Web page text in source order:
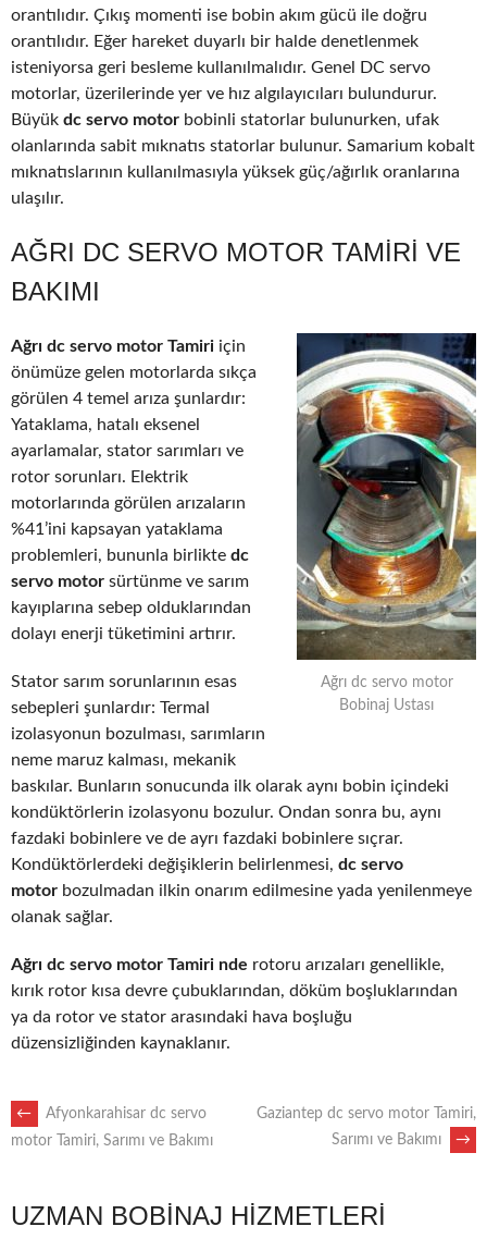
orantılıdır. Çıkış momenti ise bobin akım gücü ile doğru
orantılıdır. Eğer hareket duyarlı bir halde denetlenmek
isteniyorsa geri besleme kullanılmalıdır. Genel DC servo
motorlar, üzerilerinde yer ve hız algılayıcıları bulundurur.
Büyük dc servo motor bobinli statorlar bulunurken, ufak
olanlarında sabit mıknatıs statorlar bulunur. Samarium kobalt
mıknatıslarının kullanılmasıyla yüksek güç/ağırlık oranlarına
ulaşılır.
AĞRI DC SERVO MOTOR TAMIRI VE
BAKIMI
Ağrı dc servo motor
Bobinaj Ustası
Ağrı dc servo motor Tamiri için
önümüze gelen motorlarda sıkça
görülen 4 temel arıza şunlardır:
Yataklama, hatalı eksenel
ayarlamalar, stator sarımları ve
rotor sorunları. Elektrik
motorlarında görülen arızaların
%41’ini kapsayan yataklama
problemleri, bununla birlikte dc
servo motor sürtünme ve sarım
kayıplarına sebep olduklarından
dolayı enerji tüketimini artırır.
Stator sarım sorunlarının esas
sebepleri şunlardır: Termal
izolasyonun bozulması, sarımların
neme maruz kalması, mekanik
baskılar. Bunların sonucunda ilk olarak aynı bobin içindeki
kondüktörlerin izolasyonu bozulur. Ondan sonra bu, aynı
fazdaki bobinlere ve de ayrı fazdaki bobinlere sıçrar.
Kondüktörlerdeki değişiklerin belirlenmesi, dc servo
motor bozulmadan ilkin onarım edilmesine yada yenilenmeye
olanak sağlar.
Ağrı dc servo motor Tamiri nde rotoru arızaları genellikle,
kırık rotor kısa devre çubuklarından, döküm boşluklarından
ya da rotor ve stator arasındaki hava boşluğu
düzensizliğinden kaynaklanır.
POST
←
Afyonkarahisar dc servo
motor Tamiri, Sarımı ve Bakımı
Gaziantep dc servo motor Tamiri,
Sarımı ve Bakımı
→
UZMAN BOBINAJ HIZMETLERI